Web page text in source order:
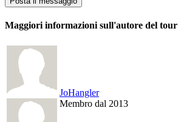
Maggiori informazioni sull'autore del tour
JoHangler
Membro dal 2013